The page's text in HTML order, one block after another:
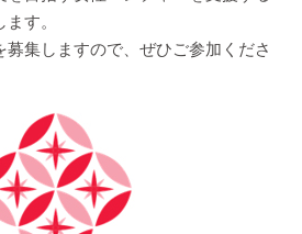
す。
募集しますので、ぜひご参加くださ